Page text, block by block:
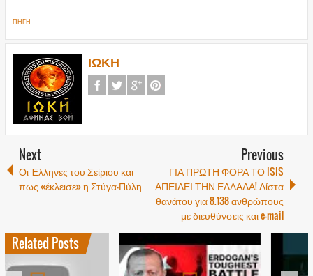
ΠΗΓΗ
ΙΩΚΗ
Next
Οι Έλληνες του Σείριου και
πως «έκλεισε» η Στύγα-Πύλη
Previous
ΓΙΑ ΠΡΩΤΗ ΦΟΡΑ ΤΟ ISIS
ΑΠΕΙΛΕΙ ΤΗΝ ΕΛΛΑΔΑ! Λίστα
θανάτου για 8.138 ανθρώπους
με διευθύνσεις και e-mail
Related Posts